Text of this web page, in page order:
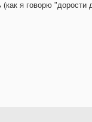
(как я говорю